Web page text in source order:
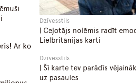
Dzīvesstils
| Ceļotājs nolēmis radīt
Lielbritānijas karti
Ar ko
Dzīvesstils
| Šī karte tev parādīs
uz pasaules